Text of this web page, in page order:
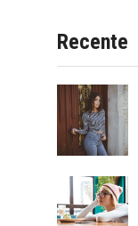
Recente